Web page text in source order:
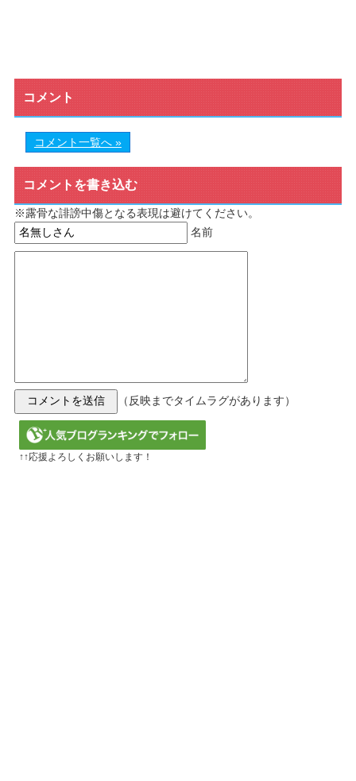
コメント
コメント一覧へ »
コメントを書き込む
※露骨な誹謗中傷となる表現は避けてください。
名前
（反映までタイムラグがあります）
↑↑応援よろしくお願いします！